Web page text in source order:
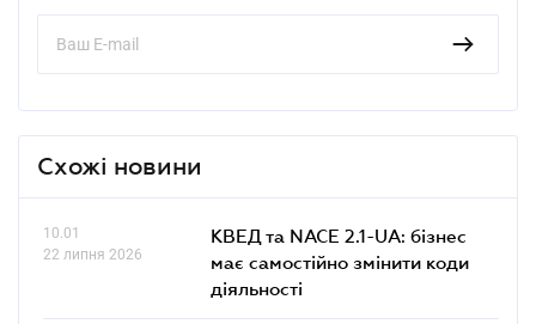
Схожі новини
10.01
22 липня 2026
КВЕД та NACE 2.1-UA: бізнес
має самостійно змінити коди
діяльності